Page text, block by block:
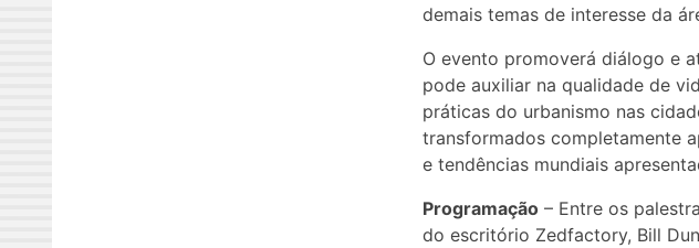
demais temas de interesse da
O evento promoverá diálogo e
pode auxiliar na qualidade de
práticas do urbanismo nas
transformados completamente
e tendências mundiais
Programação – Entre os
do escritório Zedfactory, Bill